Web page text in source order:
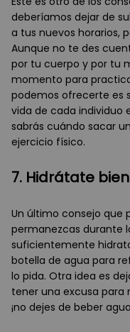
deberíamos dejar de
a tus nuevos horarios,
Aunque no te des
por tu cuerpo y por tu
momento para
podemos ofrecerte es
vida de cada individuo
sabrás cuándo sacar
ejercicio físico.
7. Hidrátate bien
Un último consejo que
permanezcas durante
suficientemente
botella de agua para
lo pida. Otra idea es
tener una excusa para
¡no dejes de beber